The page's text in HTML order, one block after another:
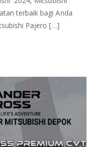
terbaik bagi Anda
Pajero […]